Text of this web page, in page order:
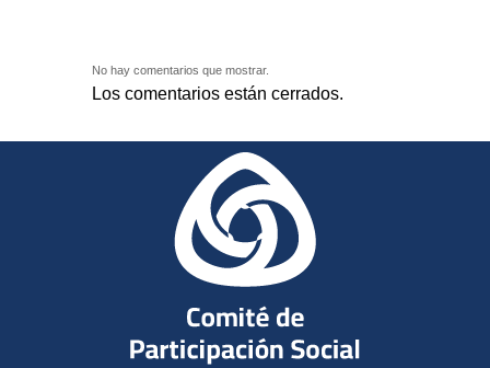
No hay comentarios que mostrar.
Los comentarios están cerrados.